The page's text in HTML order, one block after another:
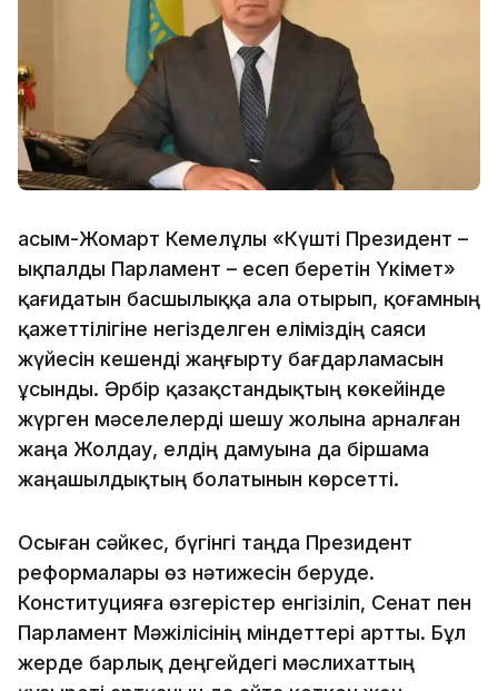
Қасым-Жомарт Кемелұлы «Күшті Президент –
ықпалды Парламент – есеп беретін Үкімет»
қағидатын басшылыққа ала отырып, қоғамның
қажеттілігіне негізделген еліміздің саяси
жүйесін кешенді жаңғырту бағдарламасын
ұсынды. Әрбір қазақстандықтың көкейінде
жүрген мәселелерді шешу жолына арналған
жаңа Жолдау, елдің дамуына да біршама
жаңашылдықтың болатынын көрсетті.
Осыған сәйкес, бүгінгі таңда Президент
реформалары өз нәтижесін беруде.
Конституцияға өзгерістер енгізіліп, Сенат пен
Парламент Мәжілісінің міндеттері артты. Бұл
жерде барлық деңгейдегі мәслихаттың